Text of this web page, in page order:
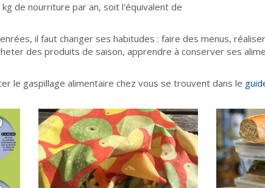
de nourriture par an, soit l'équivalent de
il faut changer ses habitudes : faire des menus,
des produits de saison, apprendre à conserver ses
le gaspillage alimentaire chez vous se trouvent dans le